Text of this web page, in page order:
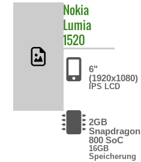
Nokia
Lumia
1520
6"
(1920x1080)
IPS LCD
2GB
Snapdragon
800 SoC
16GB
Speicherung